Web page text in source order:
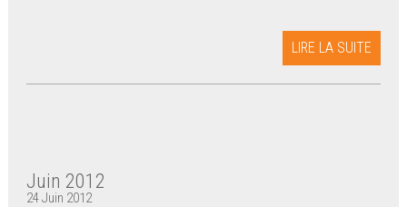
LIRE LA SUITE
Juin 2012
24 Juin 2012